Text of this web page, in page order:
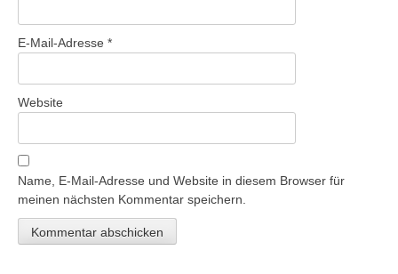
E-Mail-Adresse *
Website
Name, E-Mail-Adresse und Website in diesem Browser für
meinen nächsten Kommentar speichern.